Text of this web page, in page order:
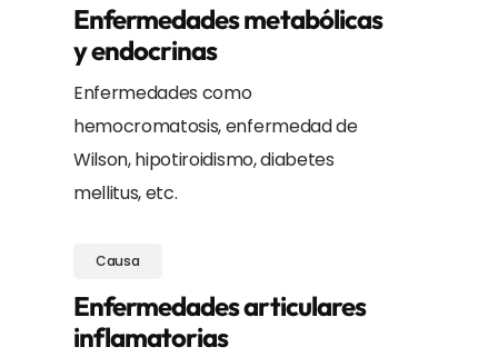
Enfermedades metabólicas
y endocrinas
Enfermedades como
hemocromatosis, enfermedad de
Wilson, hipotiroidismo, diabetes
mellitus, etc.
Causa
Enfermedades articulares
inflamatorias